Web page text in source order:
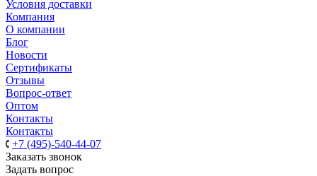
Условия доставки
Компания
О компании
Блог
Новости
Сертификаты
Отзывы
Вопрос-ответ
Оптом
Контакты
Контакты
+7 (495)-540-44-07
Заказать звонок
Задать вопрос